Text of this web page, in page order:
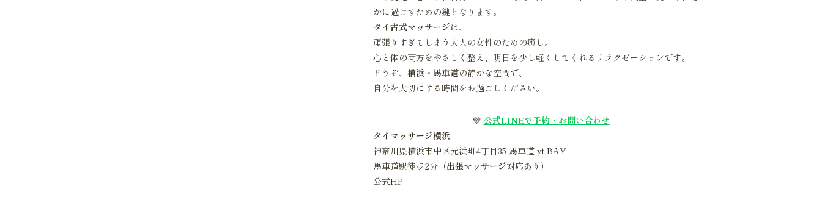
かに過ごすための鍵となります。
タイ古式マッサージは、
頑張りすぎてしまう大人の女性のための癒し。
心と体の両方をやさしく整え、明日を少し軽くしてくれるリラクゼーションです。
どうぞ、 横浜・馬車道の静かな空間で、
自分を大切にする時間をお過ごしください。
💚 公式LINEで予約・お問い合わせ
タイマッサージ横浜
神奈川県横浜市中区元浜町4丁目35 馬車道 yt BAY
馬車道駅徒歩2分（出張マッサージ対応あり）
公式HP